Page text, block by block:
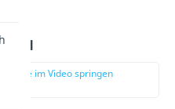
Stelle im Video springen